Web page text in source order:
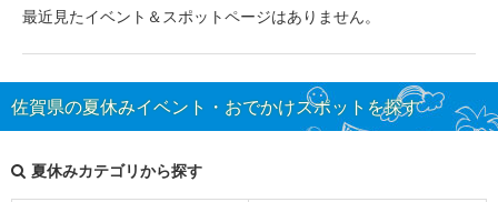
最近見たイベント＆スポットページはありません。
佐賀県の夏休みイベント・おでかけスポットを探す
夏休みカテゴリから探す